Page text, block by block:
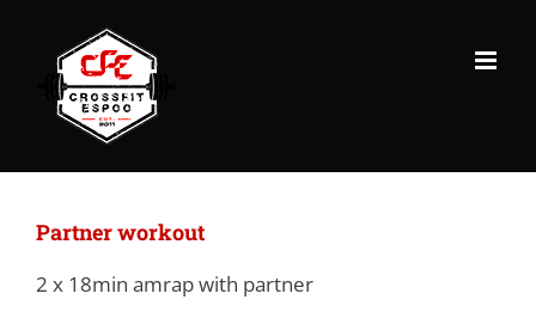
content
Partner workout
2 x 18min amrap with partner